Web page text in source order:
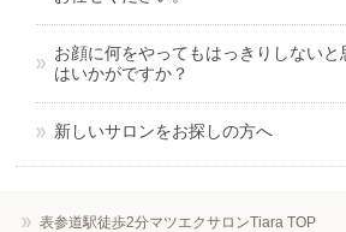
お顔に何をやってもはっきりしない
はいかがですか？
新しいサロンをお探しの方へ
表参道駅徒歩2分マツエクサロンTiara TOP